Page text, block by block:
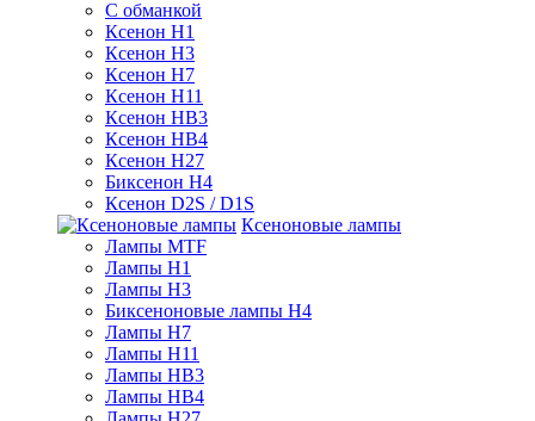
С обманкой
Ксенон H1
Ксенон H3
Ксенон H7
Ксенон H11
Ксенон HB3
Ксенон HB4
Ксенон H27
Биксенон H4
Ксенон D2S / D1S
Ксеноновые лампы
Лампы MTF
Лампы H1
Лампы H3
Биксеноновые лампы H4
Лампы H7
Лампы H11
Лампы HB3
Лампы HB4